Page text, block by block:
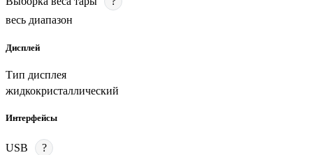
весь диапазон
Дисплей
Тип дисплея
жидкокристаллический
Интерфейсы
USB
?